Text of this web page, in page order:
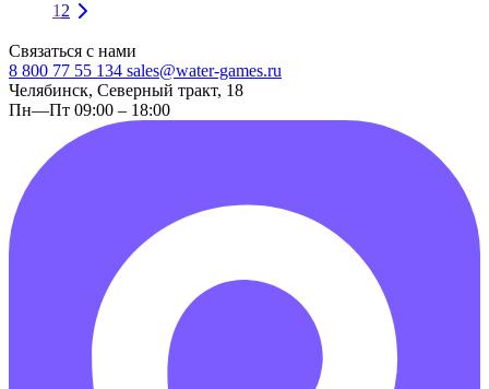
1 2
Связаться с нами
8 800 77 55 134 sales@water-games.ru
Челябинск, Северный тракт, 18
Пн—Пт 09:00 – 18:00